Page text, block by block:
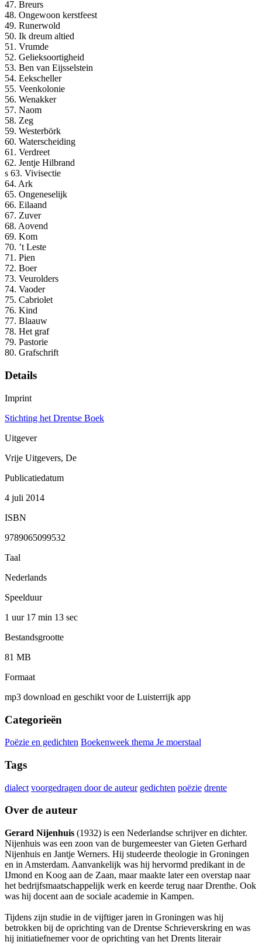
47. Breurs
48. Ongewoon kerstfeest
49. Runerwold
50. Ik dreum altied
51. Vrumde
52. Gelieksoortigheid
53. Ben van Eijsselstein
54. Eekscheller
55. Veenkolonie
56. Wenakker
57. Naom
58. Zeg
59. Westerbörk
60. Waterscheiding
61. Verdreet
62. Jentje Hilbrand
s 63. Vivisectie
64. Ark
65. Ongeneselijk
66. Eilaand
67. Zuver
68. Aovend
69. Kom
70. ’t Leste
71. Pien
72. Boer
73. Veurolders
74. Vaoder
75. Cabriolet
76. Kind
77. Blaauw
78. Het graf
79. Pastorie
80. Grafschrift
Details
Imprint
Stichting het Drentse Boek
Uitgever
Vrije Uitgevers, De
Publicatiedatum
4 juli 2014
ISBN
9789065099532
Taal
Nederlands
Speelduur
1 uur 17 min 13 sec
Bestandsgrootte
81 MB
Formaat
mp3 download en geschikt voor de Luisterrijk app
Categorieën
Poëzie en gedichten Boekenweek thema Je moerstaal
Tags
dialect voorgedragen door de auteur gedichten poëzie drente
Over de auteur
Gerard Nijenhuis (1932) is een Nederlandse schrijver en dichter.
Nijenhuis was een zoon van de burgemeester van Gieten Gerhard
Nijenhuis en Jantje Werners. Hij studeerde theologie in Groningen
en in Amsterdam. Aanvankelijk was hij hervormd predikant in de
IJmond en Koog aan de Zaan, maar maakte later een overstap naar
het bedrijfsmaatschappelijk werk en keerde terug naar Drenthe. Ook
was hij docent aan de sociale academie in Kampen.
Tijdens zijn studie in de vijftiger jaren in Groningen was hij
betrokken bij de oprichting van de Drentse Schrieverskring en was
hij initiatiefnemer voor de oprichting van het Drents literair